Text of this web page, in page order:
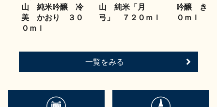
山 純米吟醸 冷
美 かおり ３０
０ｍｌ
山 純米「月
弓」 ７２０ｍｌ
吟醸 き
０ｍｌ
一覧をみる